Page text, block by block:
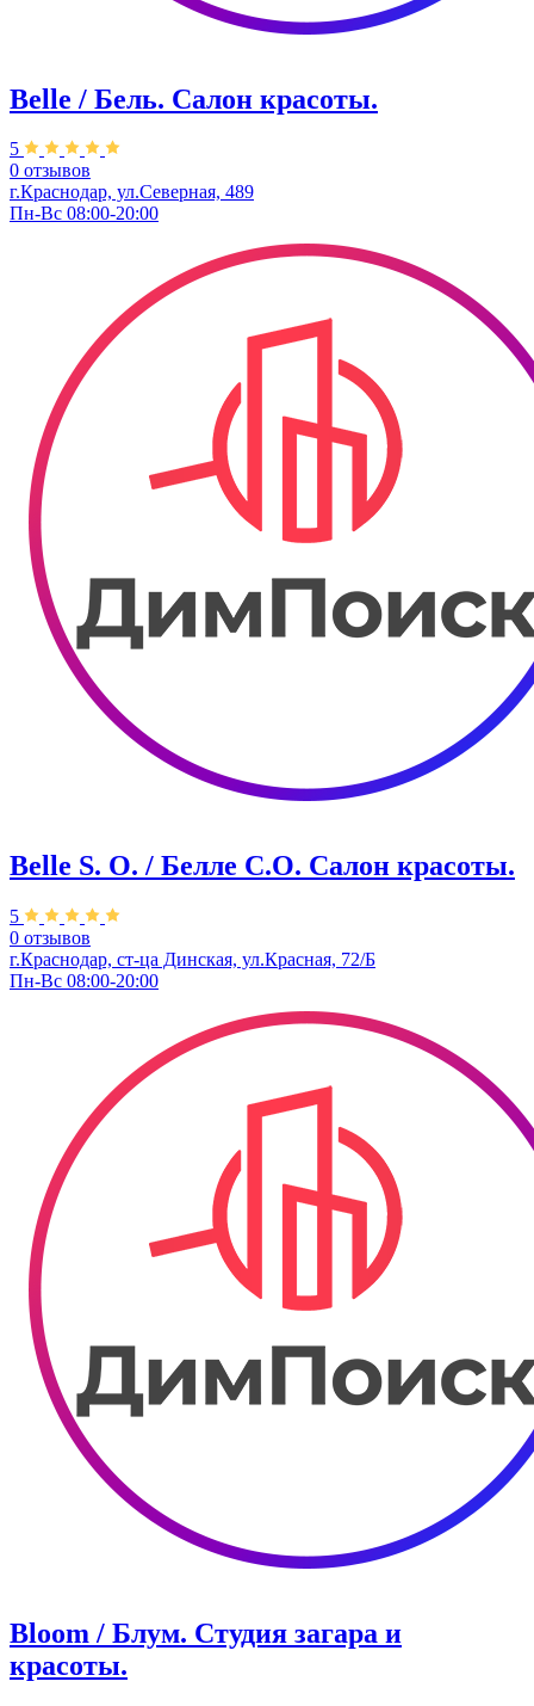
Belle / Бель. Салон красоты.
5
0 отзывов
г.Краснодар, ул.Северная, 489
Пн-Вс 08:00-20:00
Belle S. O. / Белле С.О. Салон красоты.
5
0 отзывов
г.Краснодар, ст-ца Динская, ул.Красная, 72/Б
Пн-Вс 08:00-20:00
Bloom / Блум. Студия загара и
красоты.